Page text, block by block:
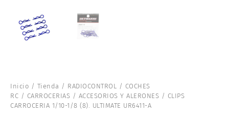
Inicio / Tienda / RADIOCONTROL / COCHES
RC / CARROCERIAS / ACCESORIOS Y ALERONES / CLIPS
CARROCERIA 1/10-1/8 (8). ULTIMATE UR6411-A